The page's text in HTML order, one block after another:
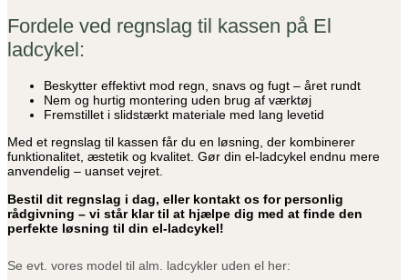
Fordele ved regnslag til kassen på El
ladcykel:
Beskytter effektivt mod regn, snavs og fugt – året rundt
Nem og hurtig montering uden brug af værktøj
Fremstillet i slidstærkt materiale med lang levetid
Med et regnslag til kassen får du en løsning, der kombinerer
funktionalitet, æstetik og kvalitet. Gør din el-ladcykel endnu mere
anvendelig – uanset vejret.
Bestil dit regnslag i dag, eller kontakt os for personlig
rådgivning – vi står klar til at hjælpe dig med at finde den
perfekte løsning til din el-ladcykel!
Se evt. vores model til alm. ladcykler uden el her: